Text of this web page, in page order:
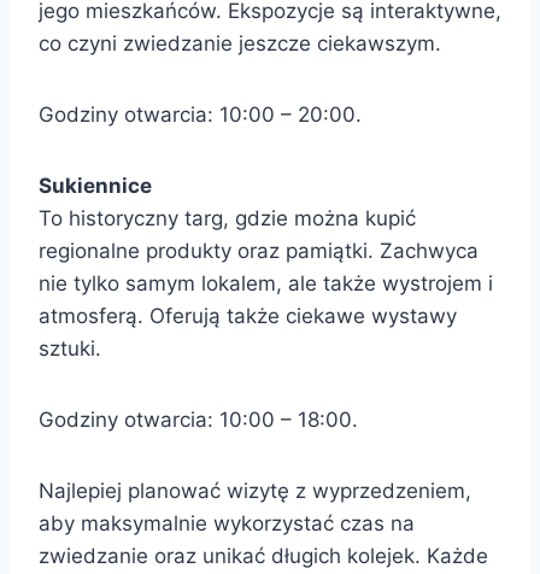
jego mieszkańców. Ekspozycje są interaktywne,
co czyni zwiedzanie jeszcze ciekawszym.
Godziny otwarcia: 10:00 – 20:00.
Sukiennice
To historyczny targ, gdzie można kupić
regionalne produkty oraz pamiątki. Zachwyca
nie tylko samym lokalem, ale także wystrojem i
atmosferą. Oferują także ciekawe wystawy
sztuki.
Godziny otwarcia: 10:00 – 18:00.
Najlepiej planować wizytę z wyprzedzeniem,
aby maksymalnie wykorzystać czas na
zwiedzanie oraz unikać długich kolejek. Każde